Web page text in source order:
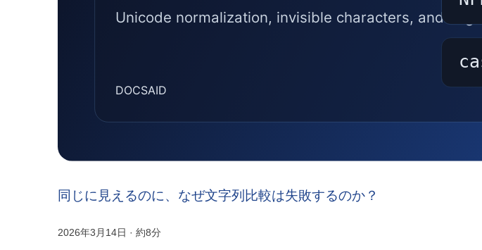
同じに見えるのに、なぜ文字列比較は失敗するのか？
2026年3月14日 ·約8分